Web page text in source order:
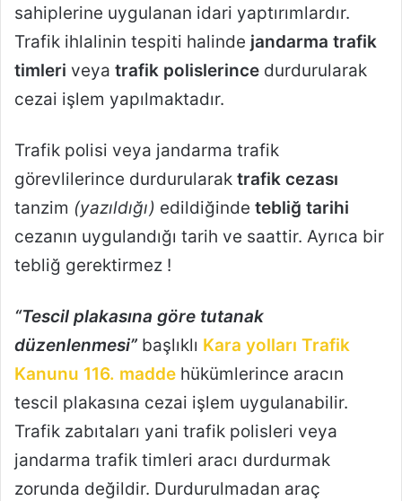
sahiplerine uygulanan idari yaptırımlardır.
Trafik ihlalinin tespiti halinde jandarma trafik
timleri veya trafik polislerince durdurularak
cezai işlem yapılmaktadır.
Trafik polisi veya jandarma trafik
görevlilerince durdurularak trafik cezası
tanzim (yazıldığı) edildiğinde tebliğ tarihi
cezanın uygulandığı tarih ve saattir. Ayrıca bir
tebliğ gerektirmez !
“Tescil plakasına göre tutanak
düzenlenmesi” başlıklı Kara yolları Trafik
Kanunu 116. madde hükümlerince aracın
tescil plakasına cezai işlem uygulanabilir.
Trafik zabıtaları yani trafik polisleri veya
jandarma trafik timleri aracı durdurmak
zorunda değildir. Durdurulmadan araç